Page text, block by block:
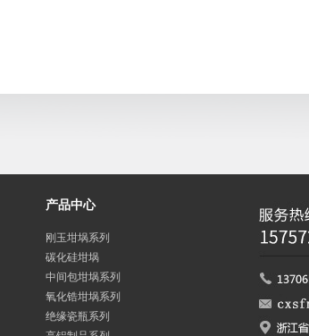
产品中心
刚玉坩埚系列
碳化硅坩埚
中间包坩埚系列
氧化锆坩埚系列
绝缘瓷瓶系列